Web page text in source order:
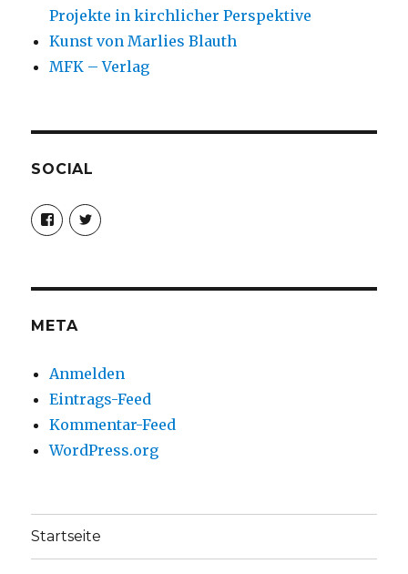
Projekte in kirchlicher Perspektive
Kunst von Marlies Blauth
MFK – Verlag
SOCIAL
Profil
von
christoph.fleischer1
anzeigen
Profil
von
anzeigen
META
Anmelden
Eintrags-Feed
Kommentar-Feed
WordPress.org
Startseite